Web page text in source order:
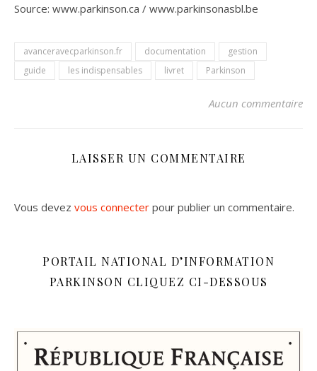
Source: www.parkinson.ca / www.parkinsonasbl.be
avanceravecparkinson.fr documentation
gestion
guide
les indispensables livret Parkinson
Aucun commentaire
LAISSER UN COMMENTAIRE
Vous devez vous connecter pour publier un commentaire.
PORTAIL NATIONAL D’INFORMATION
PARKINSON CLIQUEZ CI-DESSOUS